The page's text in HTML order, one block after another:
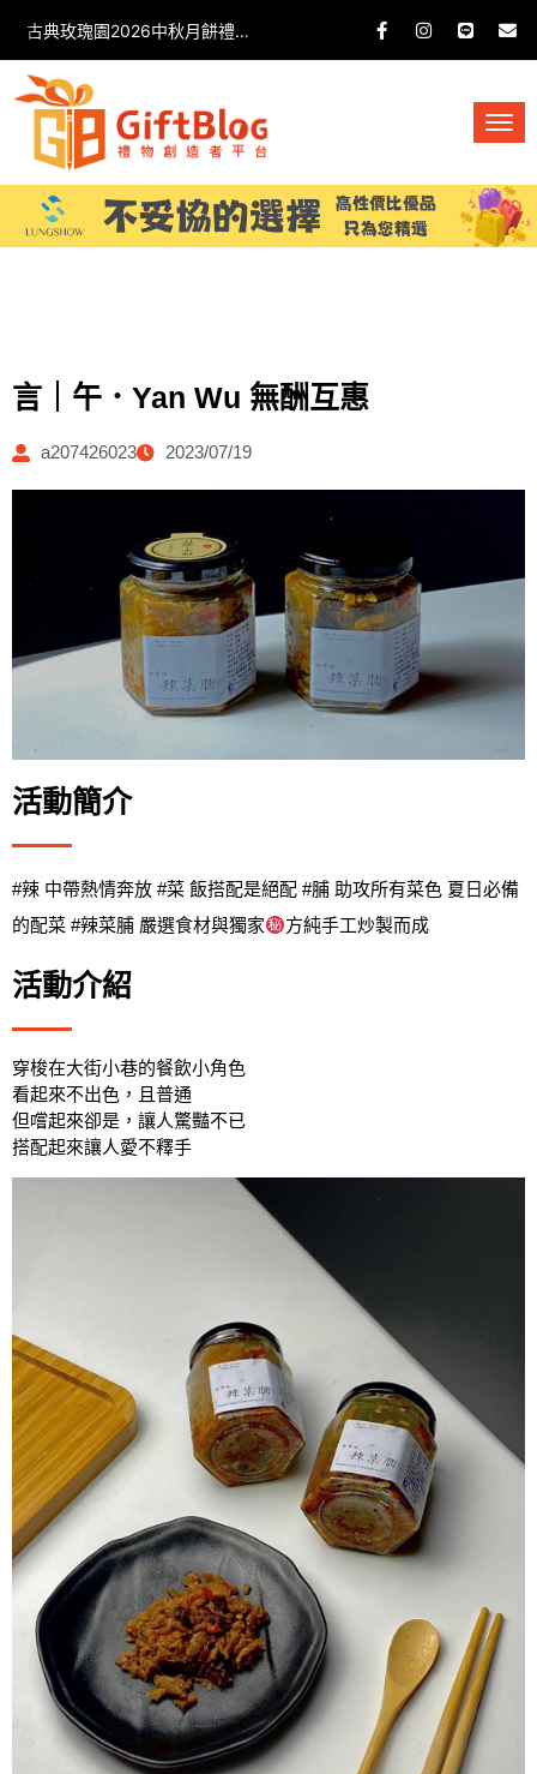
古典玫瑰園2026中秋月餅禮盒開箱分享 / 餐飲門市下午茶 體驗分享
言｜午．Yan Wu 無酬互惠
a207426023 2023/07/19
活動簡介
#辣 中帶熱情奔放 #菜 飯搭配是絕配 #脯 助攻所有菜色 夏日必備
的配菜 #辣菜脯 嚴選食材與獨家
方純手工炒製而成
活動介紹
穿梭在大街小巷的餐飲小角色
看起來不出色，且普通
但嚐起來卻是，讓人驚豔不已
搭配起來讓人愛不釋手